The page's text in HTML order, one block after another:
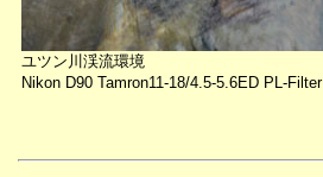
ユツン川渓流環境
Nikon D90 Tamron11-18/4.5-5.6ED PL-Filter